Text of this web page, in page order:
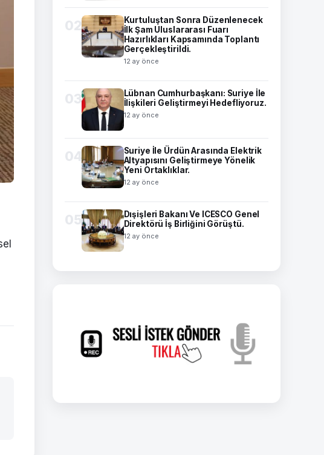
02
Kurtuluştan Sonra Düzenlenecek
İlk Şam Uluslararası Fuarı
Hazırlıkları Kapsamında Toplantı
Gerçekleştirildi.
12 ay önce
03
Lübnan Cumhurbaşkanı: Suriye İle
İlişkileri Geliştirmeyi Hedefliyoruz.
12 ay önce
04
Suriye İle Ürdün Arasında Elektrik
Altyapısını Geliştirmeye Yönelik
Yeni Ortaklıklar.
12 ay önce
05
Dışişleri Bakanı Ve ICESCO Genel
Direktörü İş Birliğini Görüştü.
12 ay önce